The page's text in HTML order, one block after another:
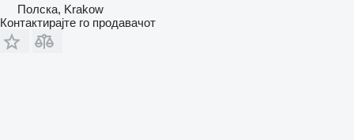
Полска, Krakow
Контактирајте го продавачот